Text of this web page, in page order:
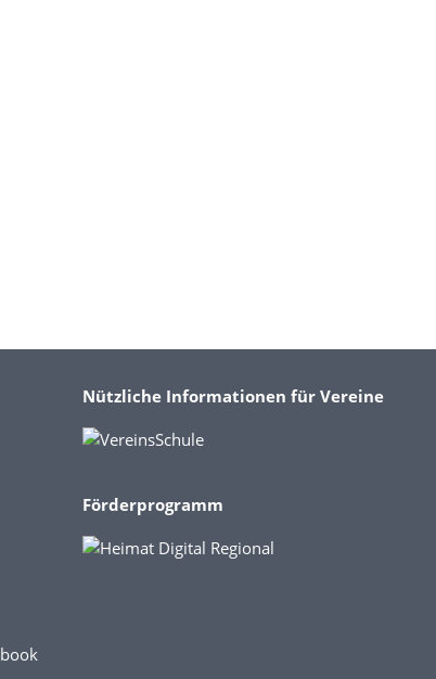
Nützliche Informationen für Vereine
Förderprogramm